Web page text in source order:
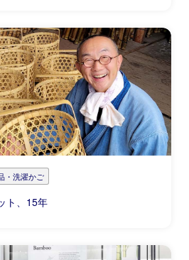
・洗濯かご
ト、15年